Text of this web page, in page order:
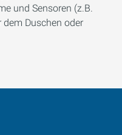
und Sensoren (z.B.
Duschen oder